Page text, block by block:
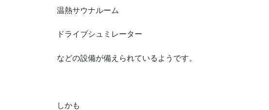
温熱サウナルーム
ドライブシュミレーター
などの設備が備えられているようです。
しかも